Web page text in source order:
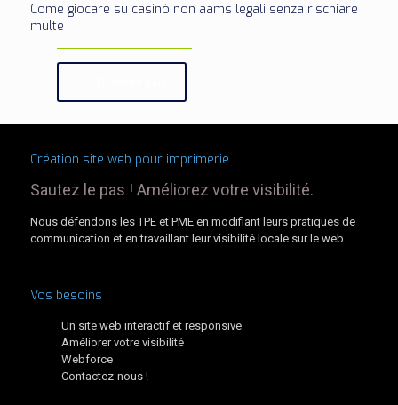
Come giocare su casinò non aams legali senza rischiare
multe
Création site web pour imprimerie
Sautez le pas ! Améliorez votre visibilité.
Nous défendons les TPE et PME en modifiant leurs pratiques de
communication et en travaillant leur visibilité locale sur le web.
Vos besoins
Un site web interactif et responsive
Améliorer votre visibilité
Webforce
Contactez-nous !